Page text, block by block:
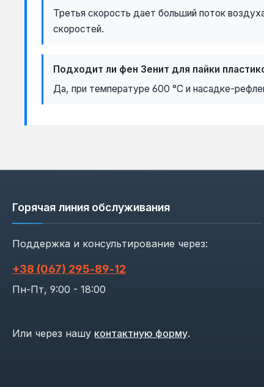
Третья скорость дает больший поток
скоростей.
Подходит ли фен Зенит для пайки
Да, при температуре 600 °C и насадке-
Горячая линия обслуживания
Поддержка и консультирование через:
+38 (067) 295‑89‑12
Пн-Пт, 9:00 - 18:00
Или через нашу контактную форму.